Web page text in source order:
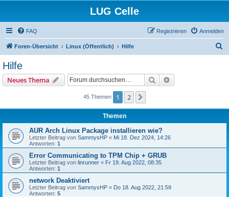
LUG Celle
FAQ Anmelden
Registrieren
Foren-Übersicht Linux (Öffentlich) Hilfe
Hilfe
Neues Thema Suche
45 Themen 1 2
Themen
AUR Arch Linux Package installieren wie?
Letzter Beitrag von SammysHP « Mi 18. Dez 2024, 14:26
Antworten: 1
Error Communicating to TPM Chip + GRUB
Letzter Beitrag von linrunner « Fr 19. Aug 2022, 08:35
Antworten: 1
network Deaktiviert
Letzter Beitrag von SammysHP « Do 18. Aug 2022, 21:59
Antworten: 5